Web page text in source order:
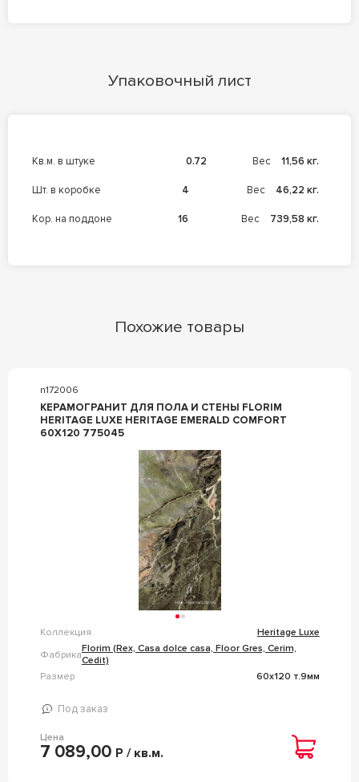
Упаковочный лист
кв.м. в штуке 0.72 Вес 11,56 кг.
шт. в коробке 4 Вес 46,22 кг.
кор. на поддоне 16 Вес 739,58 кг.
Похожие товары
n172006
КЕРАМОГРАНИТ ДЛЯ ПОЛА И СТЕНЫ FLORIM
HERITAGE LUXE HERITAGE EMERALD COMFORT
60X120 775045
Коллекция
Heritage Luxe
ФабрикаFlorim (Rex, Casa dolce casa, Floor Gres, Cerim,
Cedit)
Размер
60x120 т.9мм
Под заказ
Цена
7 089,00 Р / кв.м.